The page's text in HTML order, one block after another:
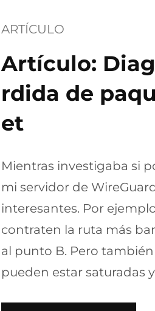
ARTÍCULO
Artículo:
rdida de
et
Mientras investigaba si
mi servidor de
interesantes. Por
contraten la ruta más
al punto B. Pero
pueden estar saturadas